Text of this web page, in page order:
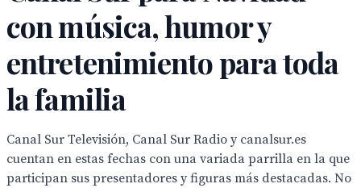
con música, humor y
entretenimiento para toda
la familia
Canal Sur Televisión, Canal Sur Radio y canalsur.es
cuentan en estas fechas con una variada parrilla en la que
participan sus presentadores y figuras más destacadas. No